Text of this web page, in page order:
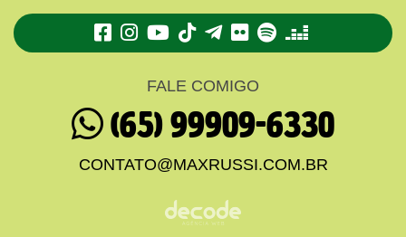
TikTokTelegram
FlickrSpotifyDeezer
FALE COMIGO
(65) 99909-6330
CONTATO@MAXRUSSI.COM.BR